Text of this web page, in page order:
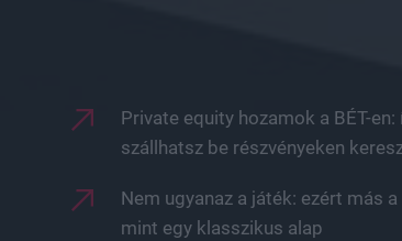
Private equity hozamok a BÉT-en:
szállhatsz be részvényeken
Nem ugyanaz a játék: ezért más a
mint egy klasszikus alap